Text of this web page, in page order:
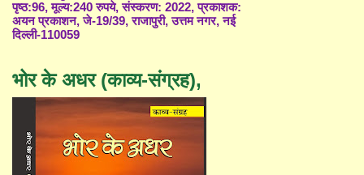
पृष्ठ:96, मूल्य:240 रुपये, संस्करण: 2022, प्रकाशक:
अयन प्रकाशन, जे-19/39, राजापुरी, उत्तम नगर, नई
दिल्ली-110059
भोर के अधर (काव्य-संग्रह),